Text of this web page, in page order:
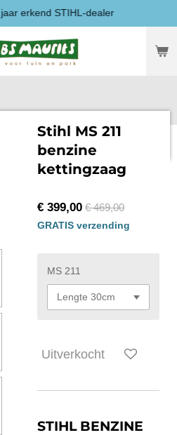
erkend STIHL-dealer
Stihl MS 211
benzine
kettingzaag
€ 399,00 € 469,00
GRATIS verzending
MS 211
Uitverkocht
STIHL BENZINE